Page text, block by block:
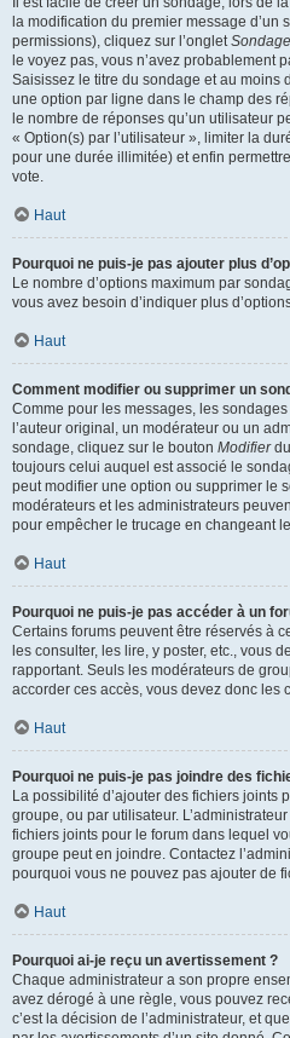
la modification du premier message d’un
permissions), cliquez sur l’ongletSondage
le voyez pas, vous n’avez probablement
Saisissez le titre du sondage et au moins
une option par ligne dans le champ des
le nombre de réponses qu’un utilisateur
« Option(s) par l’utilisateur », limiter la
pour une durée illimitée) et enfin
vote.
Haut
Pourquoi ne puis-je pas ajouter plus
Le nombre d’options maximum par
vous avez besoin d’indiquer plus
Haut
Comment modifier ou supprimer un
Comme pour les messages, les
l’auteur original, un modérateur ou un
sondage, cliquez sur le bouton Modifierdu
toujours celui auquel est associé le
peut modifier une option ou supprimer le
modérateurs et les administrateurs
pour empêcher le trucage en changeant
Haut
Pourquoi ne puis-je pas accéder à un
Certains forums peuvent être réservés à
les consulter, les lire, y poster, etc., vous
rapportant. Seuls les modérateurs de
accorder ces accès, vous devez donc les
Haut
Pourquoi ne puis-je pas joindre des
La possibilité d’ajouter des fichiers joints
groupe, ou par utilisateur.
fichiers joints pour le forum dans lequel
groupe peut en joindre. Contactez
pourquoi vous ne pouvez pas ajouter de
Haut
Pourquoi ai-je reçu un avertissement ?
Chaque administrateur a son propre
avez dérogé à une règle, vous pouvez
c’est la décision de l’administrateur, et